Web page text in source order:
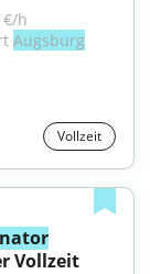
h
Augsburg
Vollzeit
Vollzeit